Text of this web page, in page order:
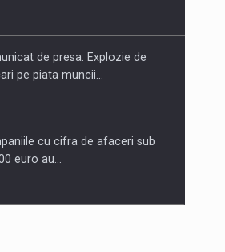
de presa: Explozie de
pe piata muncii…
cu cifra de afaceri sub
euro au…